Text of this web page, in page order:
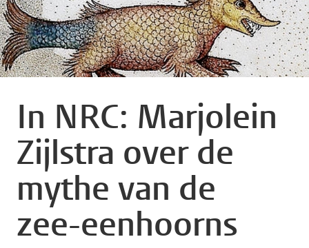
In NRC: Marjolein
Zijlstra over de
mythe van de
zee-eenhoorns